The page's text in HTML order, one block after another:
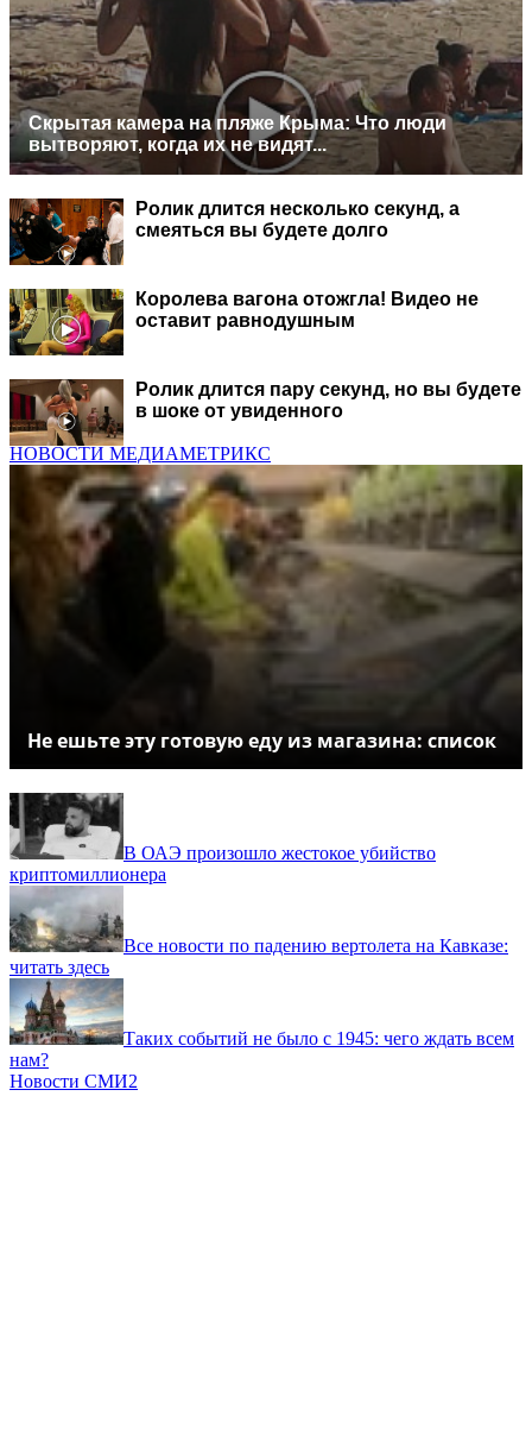
Скрытая камера на пляже Крыма: Что люди
вытворяют, когда их не видят...
Ролик длится несколько секунд, а
смеяться вы будете долго
Королева вагона отожгла! Видео не
оставит равнодушным
Ролик длится пару секунд, но вы будете
в шоке от увиденного
НОВОСТИ МЕДИАМЕТРИКС
Не ешьте эту готовую еду из магазина: список
В ОАЭ произошло жестокое убийство
криптомиллионера
Все новости по падению вертолета на Кавказе:
читать здесь
Таких событий не было с 1945: чего ждать всем
нам?
Новости СМИ2